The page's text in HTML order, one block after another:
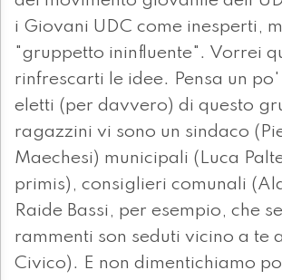
i Giovani UDC come inesperti,
"gruppetto ininfluente". Vorrei
rinfrescarti le idee. Pensa un
eletti (per davvero) di questo
ragazzini vi sono un sindaco
Maechesi) municipali (Luca
primis), consiglieri comunali
Raide Bassi, per esempio, che
rammenti son seduti vicino a te
Civico). E non dimentichiamo